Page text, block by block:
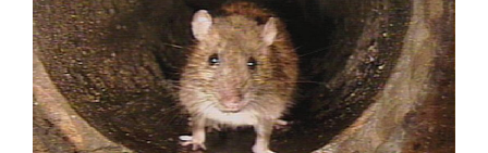
zájmům našich
návštěvníků.
Reklamní
cookies